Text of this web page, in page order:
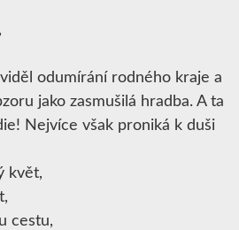
odumírání rodného kraje a
jako zasmušilá hradba. A ta
Nejvíce však proniká k duši
květ,
cestu,